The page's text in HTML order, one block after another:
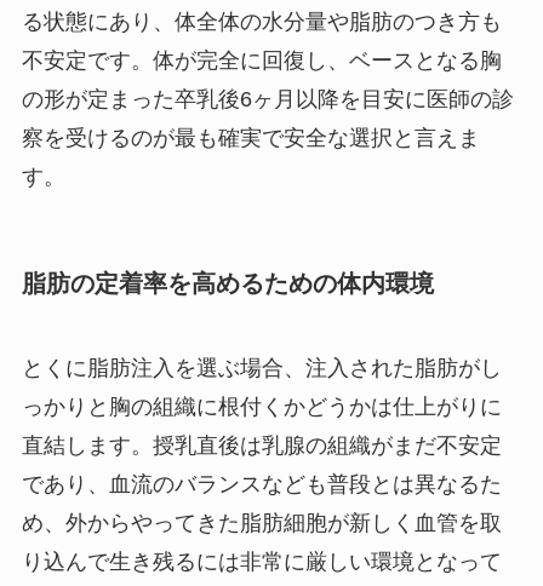
る状態にあり、体全体の水分量や脂肪のつき方も
不安定です。体が完全に回復し、ベースとなる胸
の形が定まった卒乳後6ヶ月以降を目安に医師の診
察を受けるのが最も確実で安全な選択と言えま
す。
脂肪の定着率を高めるための体内環境
とくに脂肪注入を選ぶ場合、注入された脂肪がし
っかりと胸の組織に根付くかどうかは仕上がりに
直結します。授乳直後は乳腺の組織がまだ不安定
であり、血流のバランスなども普段とは異なるた
め、外からやってきた脂肪細胞が新しく血管を取
り込んで生き残るには非常に厳しい環境となって